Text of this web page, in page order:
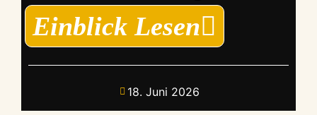
Einblick Lesen
18. Juni 2026